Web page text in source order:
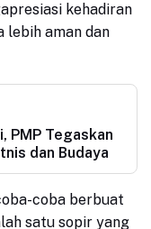
kehadiran
lebih aman dan
PMP Tegaskan
dan Budaya
coba berbuat
satu sopir yang